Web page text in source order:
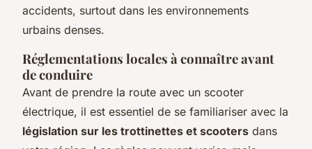
accidents, surtout dans les environnements
urbains denses.
Réglementations locales à connaître avant
de conduire
Avant de prendre la route avec un scooter
électrique, il est essentiel de se familiariser avec la
législation sur les trottinettes et scooters dans